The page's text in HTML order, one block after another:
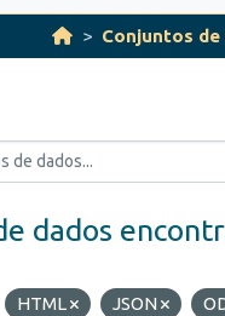
Conjuntos de
dados
HTML JSON